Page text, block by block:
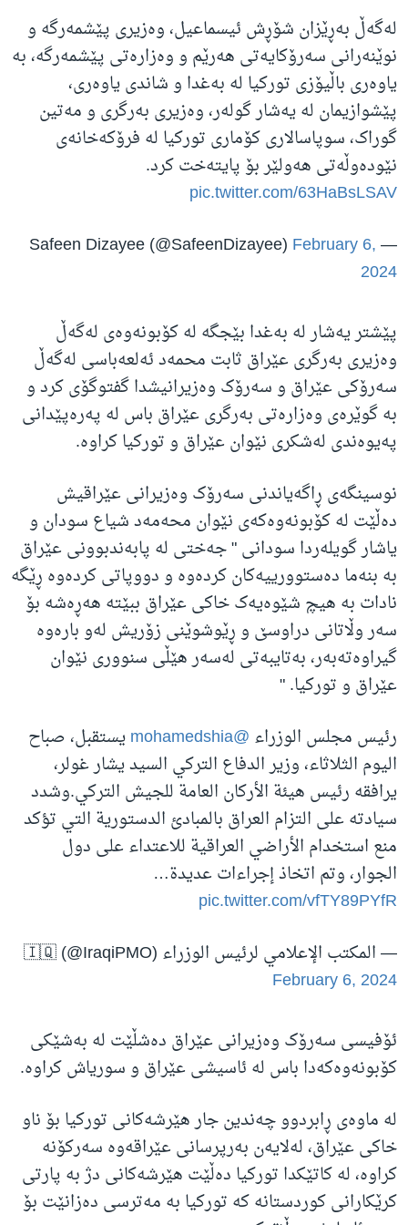
لەگەڵ بەڕێزان شۆڕش ئیسماعیل، وەزیری پێشمەرگە و
نوێنەرانی سەرۆکایەتی هەرێم و وەزارەتی پێشمەرگە، بە
یاوەری باڵیۆزی تورکیا لە بەغدا و شاندی یاوەری،
پێشوازیمان لە یەشار گولەر، وەزیری بەرگری و مەتین
گوراک، سوپاسالاری کۆماری تورکیا لە فرۆکەخانەی
نێودەوڵەتی هەولێر بۆ پایتەخت کرد.
pic.twitter.com/63HaBsLSAV
— Safeen Dizayee (@SafeenDizayee)
February 6,
2024
پێشتر یەشار لە بەغدا بێجگە لە کۆبونەوەی لەگەڵ
وەزیری بەرگری عێراق ثابت محمەد ئەلعەباسی لەگەڵ
سەرۆکی عێراق و سەرۆک وەزیرانیشدا گفتوگۆی کرد و
بە گوێرەی وەزارەتی بەرگری عێراق باس لە پەرەپێدانی
پەیوەندی لەشکری نێوان عێراق و تورکیا کراوە.
نوسینگەی ڕاگەیاندنی سەرۆک وەزیرانی عێراقیش
دەڵێت لە کۆبونەوەکەی نێوان محەمەد شیاع سودان و
یاشار گویلەردا سودانی " جەختی لە پابەندبوونی عێراق
بە بنەما دەستوورییەکان کردەوە و دووپاتی کردەوە ڕێگە
نادات بە هیچ شێوەیەک خاکی عێراق ببێتە هەڕەشە بۆ
سەر وڵاتانی دراوسێ و ڕێوشوێنی زۆریش لەو بارەوە
گیراوەتەبەر، بەتایبەتی لەسەر هێڵی سنووری نێوان
عێراق و تورکیا. "
رئيس مجلس الوزراء @mohamedshia
يستقبل، صباح
اليوم الثلاثاء، وزير الدفاع التركي السيد يشار غولر،
يرافقه رئيس هيئة الأركان العامة للجيش التركي.وشدد
سيادته على التزام العراق بالمبادئ الدستورية التي تؤكد
منع استخدام الأراضي العراقية للاعتداء على دول
الجوار، وتم اتخاذ إجراءات عديدة…
pic.twitter.com/vfTY89PYfR
— المكتب الإعلامي لرئيس الوزراء 🇮🇶 (@IraqiPMO)
February 6, 2024
ئۆفیسی سەرۆک وەزیرانی عێراق دەشڵێت لە بەشێکی
کۆبونەوەکەدا باس لە ئاسیشی عێراق و سوریاش کراوە.
لە ماوەی ڕابردوو چەندین جار هێرشەکانی تورکیا بۆ ناو
خاکی عێراق، لەلایەن بەرپرسانی عێراقەوە سەرکۆنە
کراوە، لە کاتێکدا تورکیا دەڵێت هێرشەکانی دژ بە پارتی
کرێکارانی کوردستانە کە تورکیا بە مەترسی دەزانێت بۆ